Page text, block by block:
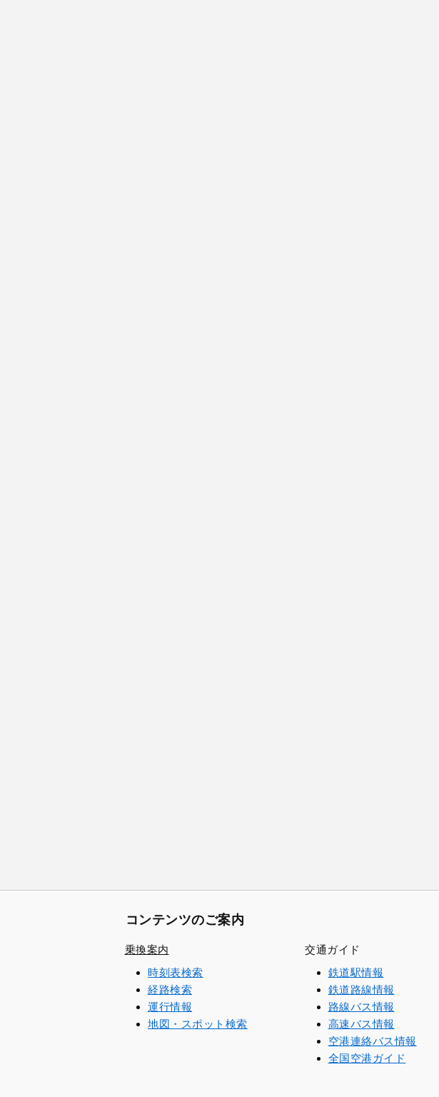
コンテンツのご案内
乗換案内
時刻表検索
経路検索
運行情報
地図・スポット検索
交通ガイド
鉄道駅情報
鉄道路線情報
路線バス情報
高速バス情報
空港連絡バス情報
全国空港ガイド